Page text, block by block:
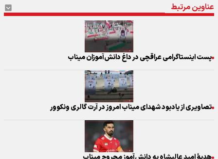
عناوین مرتبط
پست اینستاگرامی عراقچی در داغ دانش‌آموزان میناب
تصاویری از یادبود شهدای میناب امروز در آرت گالری ونکوور